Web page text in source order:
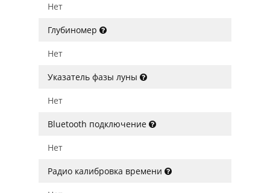
Нет
Глубиномер
Нет
Указатель фазы луны
Нет
Bluetooth подключение
Нет
Радио калибровка времени